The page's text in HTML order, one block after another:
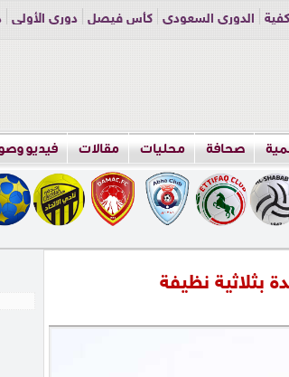
الدوري السعودي كأس فيصل دوري الأولى
صحافة محليات مقالات فيديو
بثلاثية نظيفة